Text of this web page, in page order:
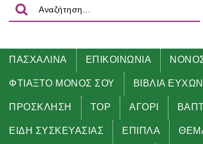
ΠΑΣΧΑΛΙΝΑ ΕΠΙΚΟΙΝΩΝΙΑ
ΦΤΙΑΞΤΟ ΜΟΝΟΣ ΣΟΥ ΒΙΒΛΙΑ ΕΥΧΩΝ
ΠΡΟΣΚΛΗΣΗ TOP ΑΓΟΡΙ
ΕΙΔΗ ΣΥΣΚΕΥΑΣΙΑΣ ΕΠΙΠΛΑ